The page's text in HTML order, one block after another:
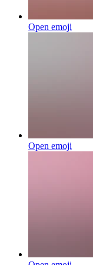
Open emoji
Open emoji